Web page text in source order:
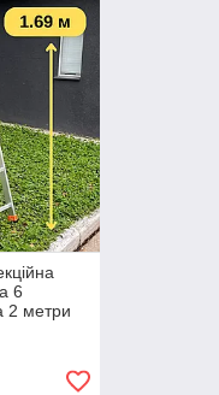
6
2 метри